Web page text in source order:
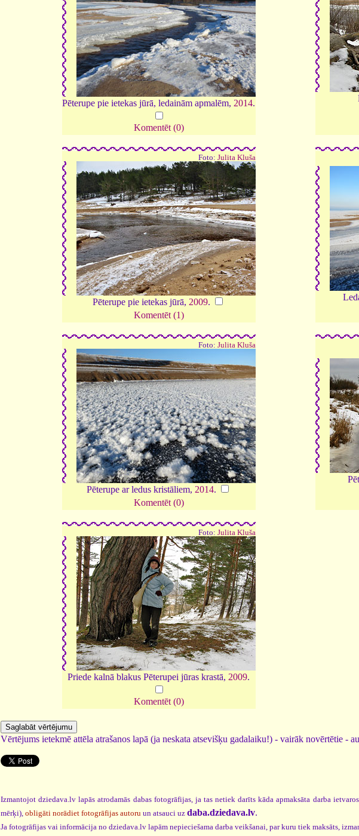
Pēterupe pie ietekas jūrā, ledainām apmalēm, 2014.
Komentēt (0)
Foto: Julita Kluša
Pēterupe pie ietekas jūrā, 2009.
Komentēt (1)
Foto: Julita Kluša
Pēterupe ar ledus kristāliem, 2014.
Komentēt (0)
Foto: Julita Kluša
Priede kalnā blakus Pēterupei jūras krastā, 2009.
Komentēt (0)
Vērtējums ietekmē attēla atrašanos lapā (ja neskata atsevišķu gadalaiku!) - vairāk novērtētie -
Izmantojot dziedava.lv lapās atrodamās dabas fotogrāfijas, ja tas netiek darīts kāda apmaksāta darba
mērķi), obligāti norādiet fotogrāfijas autoru un atsauci uz daba.dziedava.lv.
Ja fotogrāfijas vai informācija no dziedava.lv lapām nepieciešama darba veikšanai, par kuru tiek maksāts,